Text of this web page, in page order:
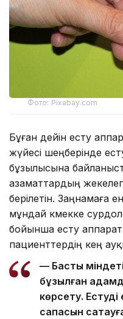
Фото: Pixabay.com
Бұған дейін есту
жүйесі шеңберінде
бұзылысына
азаматтардың
берілетін. Заңнамаға
мұндай көмекке
бойынша есту
пациенттердің кең
— Басты
бұзылған
көрсету.
сапасын